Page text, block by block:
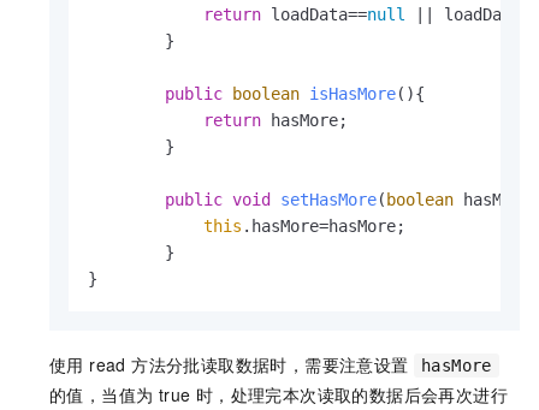
return loadData==null ||
        }
public boolean isHasMore(){
return hasMore;
        }
public void setHasMore( boolean hasMore)
this .hasMore=hasMore;
        }
}
使用 read 方法分批读取数据时，需要注意设置 hasMore
的值，当值为 true 时，处理完本次读取的数据后会再次进行